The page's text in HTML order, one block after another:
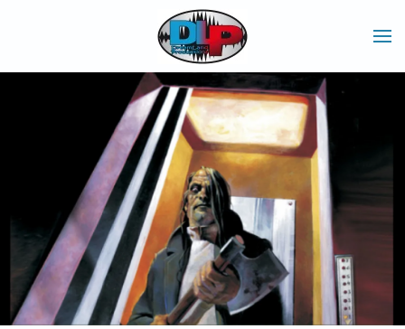
Skip to main content